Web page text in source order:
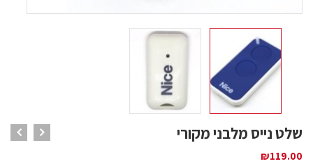
שלט נייס מלבני מקורי
₪119.00